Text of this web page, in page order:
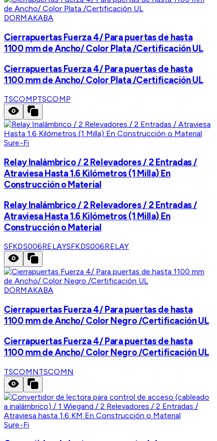
DORMAKABA
Cierrapuertas Fuerza 4/ Para puertas de hasta
1100 mm de Ancho/ Color Plata /Certificación UL
Cierrapuertas Fuerza 4/ Para puertas de hasta
1100 mm de Ancho/ Color Plata /Certificación UL
TSCOMPTSCOMP
Sure-Fi
Relay Inalámbrico / 2 Relevadores / 2 Entradas /
Atraviesa Hasta 1.6 Kilómetros (1 Milla) En
Construcción o Material
Relay Inalámbrico / 2 Relevadores / 2 Entradas /
Atraviesa Hasta 1.6 Kilómetros (1 Milla) En
Construcción o Material
SFKDS006RELAYSFKDS006RELAY
DORMAKABA
Cierrapuertas Fuerza 4/ Para puertas de hasta
1100 mm de Ancho/ Color Negro /Certificación UL
Cierrapuertas Fuerza 4/ Para puertas de hasta
1100 mm de Ancho/ Color Negro /Certificación UL
TSCOMNTSCOMN
Sure-Fi